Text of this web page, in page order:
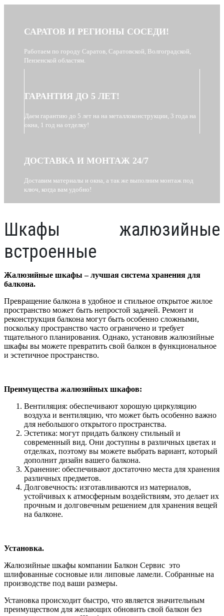
САРАТОВ И РЕГИОНЫ СОСЕДИ!
Работаем по городу Саратов, Саратовской, Волгоградской,
Пензенской областям.
ГАРАНТИЯ ДО 5 ЛЕТ!
Даем гарантию до 5 лет на на металлоконструкции, 3 года на
окна, 1 год на отделку!
ДОСТАВКА И МОНТАЖ 24/7
Доставим материалы и окна, а так же выполним монтаж под
ключ, когда вам удобно!
Шкафы жалюзийные
встроенные
Жалюзийные шкафы – лучшая система хранения для
балкона.
Превращение балкона в удобное и стильное открытое жилое
пространство может быть непростой задачей. Ремонт и
реконструкция балкона могут быть особенно сложными,
поскольку пространство часто ограничено и требует
тщательного планирования. Однако, установив жалюзийные
шкафы вы можете превратить свой балкон в функциональное
и эстетичное пространство.
Преимущества жалюзийных шкафов:
Вентиляция: обеспечивают хорошую циркуляцию
воздуха и вентиляцию, что может быть особенно важно
для небольшого открытого пространства.
Эстетика: могут придать балкону стильный и
современный вид. Они доступны в различных цветах и
отделках, поэтому вы можете выбрать вариант, который
дополнит дизайн вашего балкона.
Хранение: обеспечивают достаточно места для хранения
различных предметов.
Долговечность: изготавливаются из материалов,
устойчивых к атмосферным воздействиям, это делает их
прочным и долговечным решением для хранения вещей
на балконе.
Установка.
Жалюзийные шкафы компании Балкон Сервис это
шлифованные сосновые или липовые ламели. Собранные на
производстве под ваши размеры.
Установка происходит быстро, что является значительным
преимуществом для желающих обновить свой балкон без